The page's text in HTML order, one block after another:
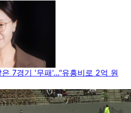
7경기 '무패'..."유흥비로 2억 원